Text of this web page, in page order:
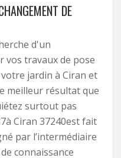
DE
d'un
vos travaux de pose
jardin à Ciran et
meilleur résultat que
surtout pas
Ciran 37240est fait
par l’intermédiaire
connaissance